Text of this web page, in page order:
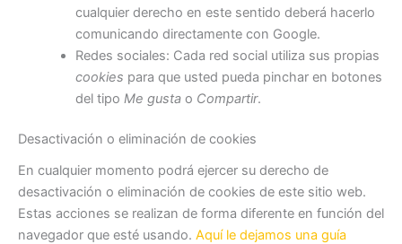
cualquier derecho en este sentido deberá hacerlo
comunicando directamente con Google.
Redes sociales: Cada red social utiliza sus propias
cookies para que usted pueda pinchar en botones
del tipo Me gustao Compartir.
Desactivación o eliminación de cookies
En cualquier momento podrá ejercer su derecho de
desactivación o eliminación de cookies de este sitio web.
Estas acciones se realizan de forma diferente en función del
navegador que esté usando. Aquí le dejamos una guía